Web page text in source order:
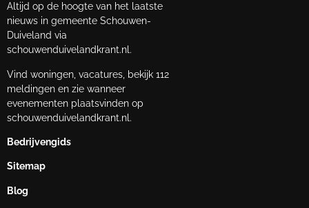
Altijd op de hoogte van het laatste
nieuws in gemeente Schouwen-
Duiveland via
schouwenduivelandkrant.nl.
Vind woningen, vacatures, bekijk 112
meldingen en zie wanneer
evenementen plaatsvinden op
schouwenduivelandkrant.nl.
Bedrijvengids
Sitemap
Blog